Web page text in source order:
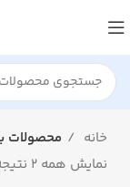
خانه
محصولات
نمایش همه 2 نتیجه